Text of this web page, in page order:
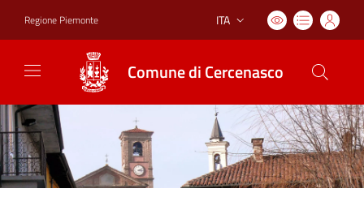
Regione Piemonte Lingua attiva:
ITA
Comune di Cercenasco